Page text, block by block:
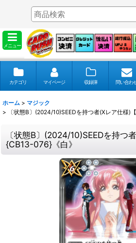
メニュー
カテゴリ マイページ 収録弾 問い合わ
ホーム > マジック
>
〔状態B〕(2024/10)SEEDを持つ者(Xレア仕様)
〔状態B〕(2024/10)SEEDを持つ
{CB13-076}《白》